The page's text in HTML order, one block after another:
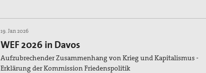
19. Jan 2026
WEF 2026 in Davos
Aufzubrechender Zusammenhang von Krieg und Kapitalismus -
Erklärung der Kommission Friedenspolitik